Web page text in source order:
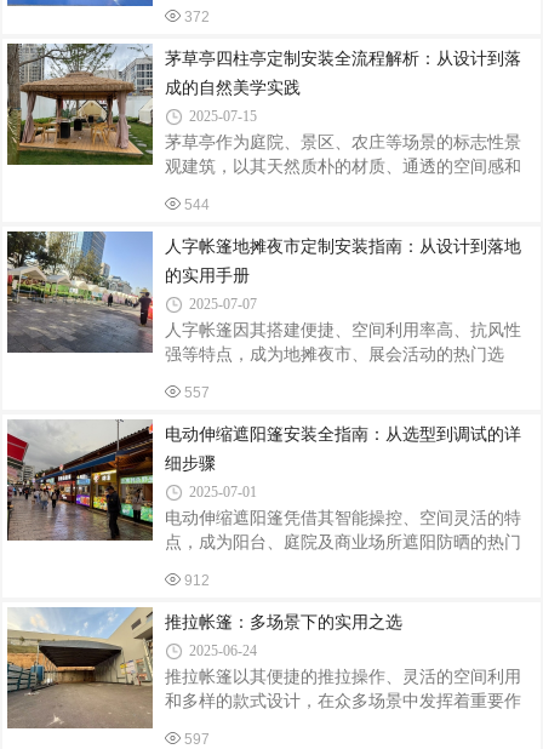
院风格相匹配的颜色和图案，还可添加纱窗等设
架材质常见的有铝合金和镀锌钢管，铝合金
意市集到夜经济街区，定制化人字帐篷正以实用
性与艺术性的完美融合，重新定义户外商业空间
的美学标准。定制化：从功能到风格的全面升级
传统帐篷的单一形态已无法满足年轻化消费场景
的需求。如今的人字帐篷定制服务，正通过模块
化设计实现千帐千面：可调节的坡度与高度适配
不同场地条件，透明PVC窗与LED灯带组合营造
梦幻光影，甚至融入AR互动屏等科技元素，让帐
372
茅草亭四柱亭定制安装全流程解析：从设计到落
成的自然美学实践
2025-07-15
茅草亭作为庭院、景区、农庄等场景的标志性景
观建筑，以其天然质朴的材质、通透的空间感和
门选择。其中，四柱亭因结构简洁、比例协调，
适配中小型空间，定制需求尤为旺盛。本文从设
计、选材、施工到维护四大环节，拆解茅草亭四
柱亭的定制安装全流程。一、定制设计：功能与
美学的平衡术四柱亭的定制需以场地条件与用户
需求为核心，通过三维建模实现精准适配：空间
规划：根据庭院面积确定亭体尺寸（常见规格为
3m×3m至5m×5m），确保柱间距不小于2.5米，避
544
人字帐篷地摊夜市定制安装指南：从设计到落地
的实用手册
2025-07-07
人字帐篷因其搭建便捷、空间利用率高、抗风性
强等特点，成为地摊夜市、展会活动的热门选
失等问题常影响使用体验。本文从定制设计、材
料选择、安装步骤、维护管理四方面，梳理关键
注意事项，助商家高效打造安全实用的夜间经营
空间。一、定制设计：匹配场景需求与空间规划
尺寸与形状定制摊位面积：根据商品类型确定帐
篷尺寸。轻食摊位（如手冲咖啡、小吃）建议
3m×3m（覆盖操作台+2人通行空间）；服饰/饰品
摊位可扩展至4m×4m（预留展示架与试衣区）。
557
电动伸缩遮阳篷安装全指南：从选型到调试的详
细步骤
2025-07-01
电动伸缩遮阳篷凭借其智能操控、空间灵活的特
点，成为阳台、庭院及商业场所遮阳防晒的热门
全性。本文从前期准备、安装流程到调试维护，
系统梳理电动伸缩遮阳篷的安装要点，助您轻松
完成DIY或监督施工。一、安装前准备：选址、测
量与工具清单选址原则承重结构：遮阳篷需固定
在混凝土墙面、钢结构梁或实心砖墙上，避免安
装在石膏板、木质隔断等承重不足的表面；避障
空间：上方预留30cm以上净空，防止篷布收缩时
912
推拉帐篷：多场景下的实用之选
2025-06-24
推拉帐篷以其便捷的推拉操作、灵活的空间利用
和多样的款式设计，在众多场景中发挥着重要作
597